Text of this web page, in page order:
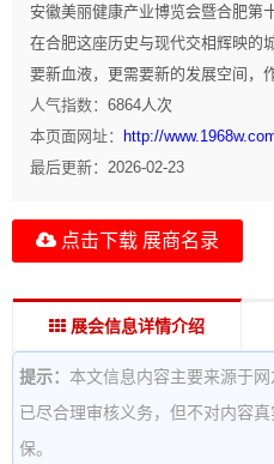
安徽美丽健康产业博览会暨合肥第
在合肥这座历史与现代交相辉映的
要新血液，更需要新的发展空间，
人气指数： 6864人次
本页面网址：
http://
最后更新： 2026-02-23
点击下载 展商名录
展会信息详情介绍
提示： 本文信息内容主要来源于
已尽合理审核义务，但不对内容
保。